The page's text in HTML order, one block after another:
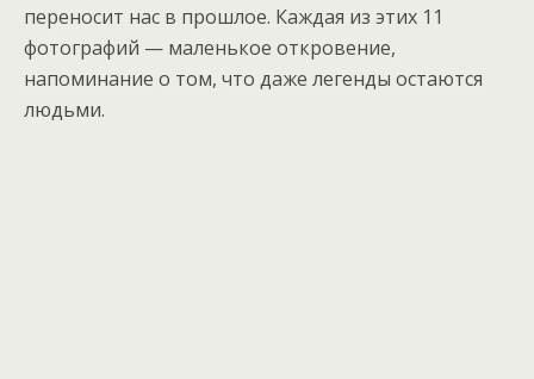
переносит нас в прошлое. Каждая из этих 11
фотографий — маленькое откровение,
напоминание о том, что даже легенды остаются
людьми.